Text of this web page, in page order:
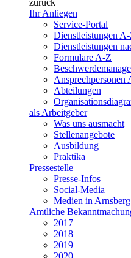
zurück
Ihr Anliegen
Service-Portal
Dienstleistungen
Dienstleistungen
Formulare A-Z
Ansprechpersonen
Abteilungen
als Arbeitgeber
Was uns ausmacht
Stellenangebote
Ausbildung
Praktika
Pressestelle
Presse-Infos
Social-Media
Medien in Arnsberg
Amtliche
2017
2018
2019
2020